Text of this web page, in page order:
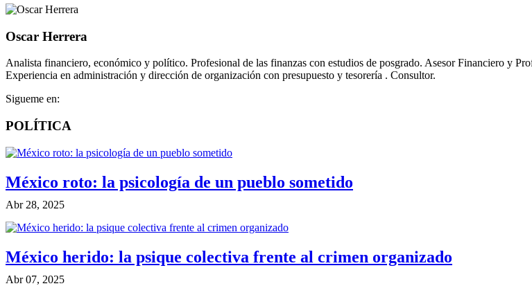
Oscar Herrera
Analista financiero, económico y político. Profesional de las finanzas con estudios de posgrado. Asesor Financiero y
Experiencia en administración y dirección de organización con presupuesto y tesorería . Consultor.
Sigueme en:
POLÍTICA
México roto: la psicología de un pueblo sometido
Abr 28, 2025
México herido: la psique colectiva frente al crimen organizado
Abr 07, 2025